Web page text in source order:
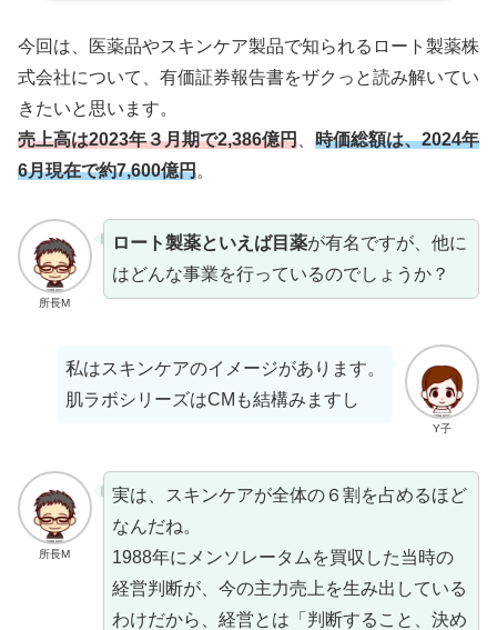
今回は、医薬品やスキンケア製品で知られるロート製薬株
式会社について、有価証券報告書をザクっと読み解いてい
きたいと思います。
売上高は2023年３月期で2,386億円
時価総額は、2024年
6月現在で約7,600億円。
所長M
ロート製薬といえば目薬が有名ですが、他に
はどんな事業を行っているのでしょうか？
Y子
私はスキンケアのイメージがあります。
肌ラボシリーズはCMも結構みますし
所長M
実は、スキンケアが全体の６割を占めるほど
なんだね。
1988年にメンソレータムを買収した当時の
経営判断が、今の主力売上を生み出している
わけだから、経営とは「判断すること、決め